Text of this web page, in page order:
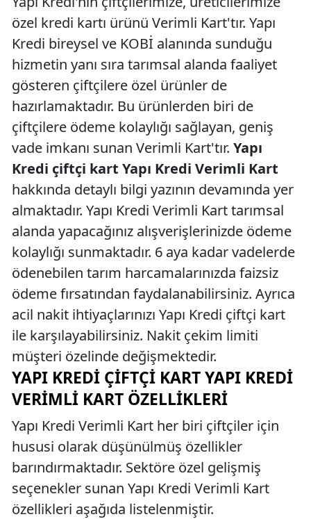
özel kredi kartı ürünü Verimli Kart'tır. Yapı
Kredi bireysel ve KOBİ alanında sunduğu
hizmetin yanı sıra tarımsal alanda faaliyet
gösteren çiftçilere özel ürünler de
hazırlamaktadır. Bu ürünlerden biri de
çiftçilere ödeme kolaylığı sağlayan, geniş
vade imkanı sunan Verimli Kart'tır. Yapı
Kredi çiftçi kart Yapı Kredi Verimli Kart
hakkında detaylı bilgi yazının devamında yer
almaktadır. Yapı Kredi Verimli Kart tarımsal
alanda yapacağınız alışverişlerinizde ödeme
kolaylığı sunmaktadır. 6 aya kadar vadelerde
ödenebilen tarım harcamalarınızda faizsiz
ödeme fırsatından faydalanabilirsiniz. Ayrıca
acil nakit ihtiyaçlarınızı Yapı Kredi çiftçi kart
ile karşılayabilirsiniz. Nakit çekim limiti
müşteri özelinde değişmektedir.
YAPI KREDI ÇIFTÇI KART YAPI KREDI
VERIMLI KART ÖZELLIKLERI
Yapı Kredi Verimli Kart her biri çiftçiler için
hususi olarak düşünülmüş özellikler
barındırmaktadır. Sektöre özel gelişmiş
seçenekler sunan Yapı Kredi Verimli Kart
özellikleri aşağıda listelenmiştir.